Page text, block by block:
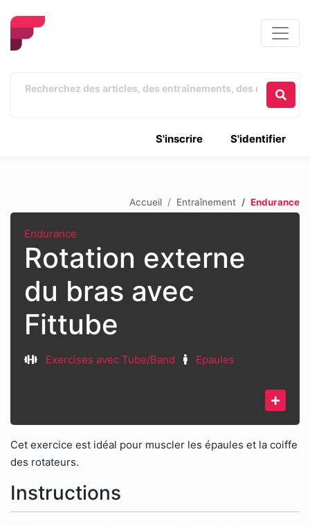
S'identifier
S'inscrire
Accueil Entraînement Endurance
Endurance
Rotation externe
du bras avec
Fittube
Exercises avec Tube/Band Epaules
Cet exercice est idéal pour muscler les épaules et la coiffe
des rotateurs.
Instructions